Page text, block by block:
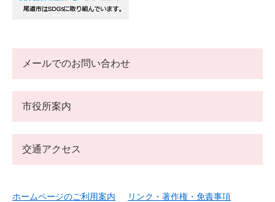
メールでのお問い合わせ
市役所案内
交通アクセス
ホームページのご利用案内 リンク・著作権・免責事項